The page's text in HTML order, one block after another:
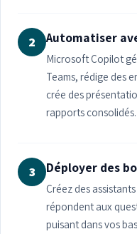
2 Automatiser
Microsoft Copilot
Teams, rédige des
crée des
rapports consolidés.
3 Déployer des
Créez des
répondent aux
puisant dans vos